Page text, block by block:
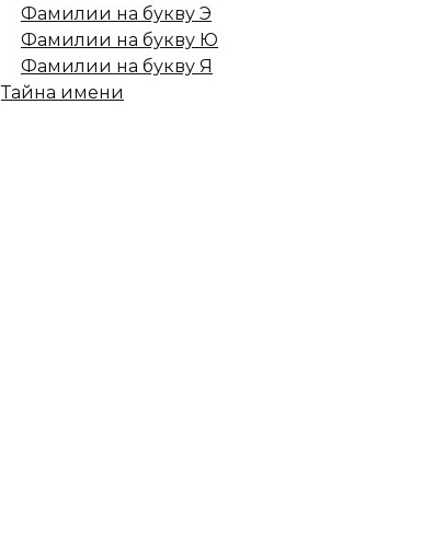
Фамилии на букву Э
Фамилии на букву Ю
Фамилии на букву Я
Тайна имени